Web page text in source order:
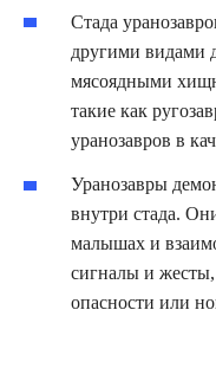
Стада
другими видами
мясоядными
такие как
уранозавров в
Уранозавры
внутри стада.
малышах и
сигналы и
опасности или